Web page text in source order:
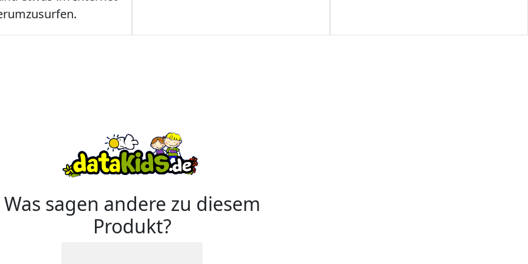
Was sagen andere zu diesem
Produkt?